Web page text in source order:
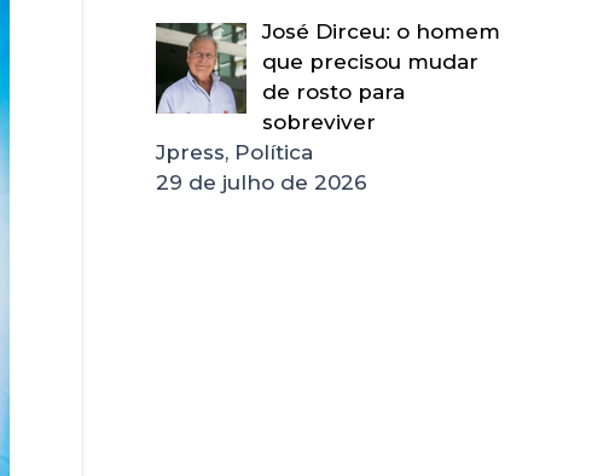
José Dirceu: o homem
que precisou mudar
de rosto para
sobreviver
Jpress, Política
29 de julho de 2026